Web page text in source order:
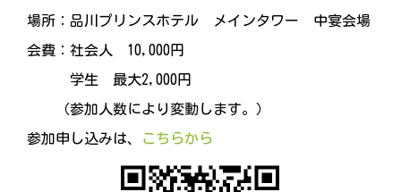
場所：品川プリンスホテル メインタワー 中宴会場
会費：社会人 10,000円
学生 最大2,000円
（参加人数により変動します。）
参加申し込みは、 こちらから